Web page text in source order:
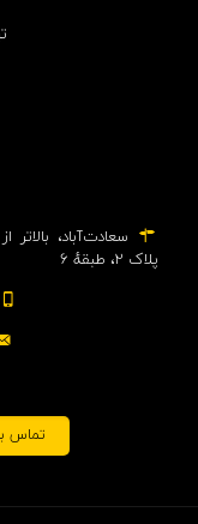
سعادت‌آباد،
پلاک ۲، طبقهٔ ۶
تماس